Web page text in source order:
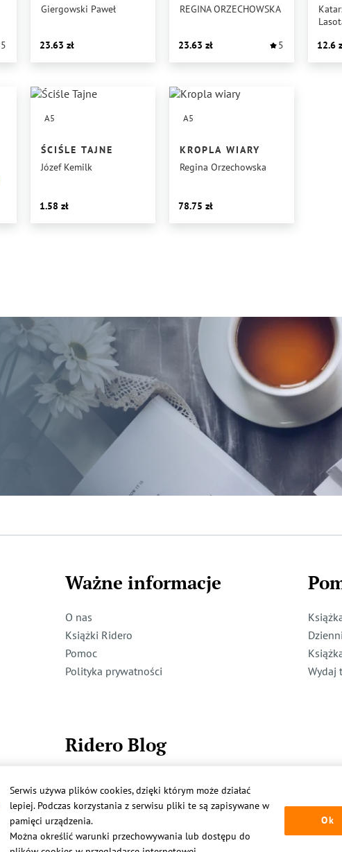
5
Giergowski Paweł
23.63
REGINA ORZECHOWSKA
23.63 5
12.6
A5
ŚCIŚLE TAJNE
Józef Kemilk
1.58
A5
KROPLA WIARY
Regina Orzechowska
78.75
Ważne informacje
O nas
Książki Ridero
Pomoc
Polityka prywatności
Wydaj
Ridero Blog
Więcej
Serwis używa plików cookies, dzięki którym może działać
lepiej. Podczas korzystania z serwisu pliki te są zapisywane w
pamięci urządzenia.
Można określić warunki przechowywania lub dostępu do
Ok